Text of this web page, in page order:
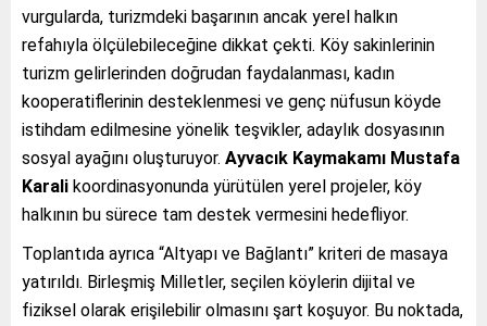
vurgularda, turizmdeki başarının ancak yerel halkın
refahıyla ölçülebileceğine dikkat çekti. Köy sakinlerinin
turizm gelirlerinden doğrudan faydalanması, kadın
kooperatiflerinin desteklenmesi ve genç nüfusun köyde
istihdam edilmesine yönelik teşvikler, adaylık dosyasının
sosyal ayağını oluşturuyor. Ayvacık Kaymakamı Mustafa
Karali koordinasyonunda yürütülen yerel projeler, köy
halkının bu sürece tam destek vermesini hedefliyor.
Toplantıda ayrıca “Altyapı ve Bağlantı” kriteri de masaya
yatırıldı. Birleşmiş Milletler, seçilen köylerin dijital ve
fiziksel olarak erişilebilir olmasını şart koşuyor. Bu noktada,